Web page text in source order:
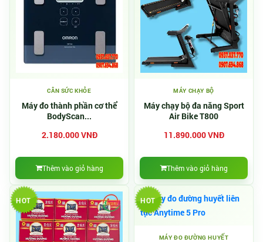
CÂN SỨC KHỎE
Máy đo thành phần cơ thể
BodyScan...
2.180.000 VNĐ
Thêm vào giỏ hàng
MÁY CHẠY BỘ
Máy chạy bộ đa năng Sport
Air Bike T800
11.890.000 VNĐ
Thêm vào giỏ hàng
HOT HOT
MÁY ĐO ĐƯỜNG HUYẾT